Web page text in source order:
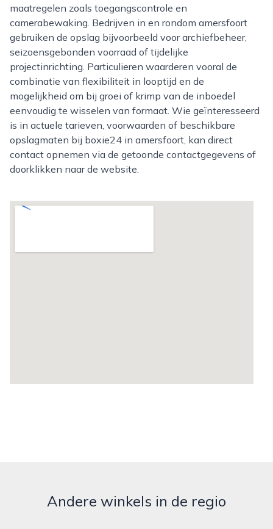
maatregelen zoals toegangscontrole en
camerabewaking. Bedrijven in en rondom amersfoort
gebruiken de opslag bijvoorbeeld voor archiefbeheer,
seizoensgebonden voorraad of tijdelijke
projectinrichting. Particulieren waarderen vooral de
combinatie van flexibiliteit in looptijd en de
mogelijkheid om bij groei of krimp van de inboedel
eenvoudig te wisselen van formaat. Wie geïnteresseerd
is in actuele tarieven, voorwaarden of beschikbare
opslagmaten bij boxie24 in amersfoort, kan direct
contact opnemen via de getoonde contactgegevens of
doorklikken naar de website.
Andere winkels in de regio